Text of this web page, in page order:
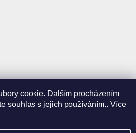
cookie. Dalším procházením
souhlas s jejich používáním.. Více